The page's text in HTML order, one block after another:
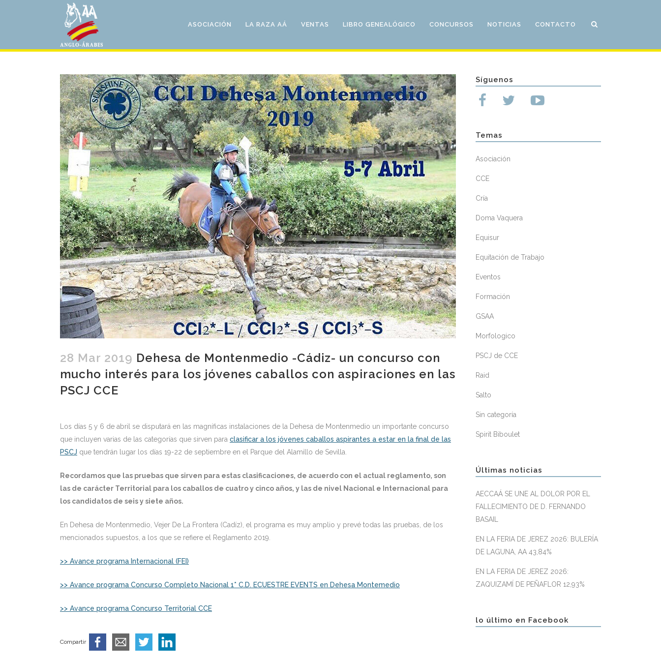
ASOCIACIÓN LA RAZA AÁ VENTAS LIBRO GENEALÓGICO CONCURSOS NOTICIAS CONTACTO
28 Mar 2019 Dehesa de Montenmedio -Cádiz- un concurso con
mucho interés para los jóvenes caballos con aspiraciones en las
PSCJ CCE
Los días 5 y 6 de abril se disputará en las magníficas instalaciones de la Dehesa de Montenmedio un importante concurso
que incluyen varias de las categorías que sirven para clasificar a los jóvenes caballos aspirantes a estar en la final de las
PSCJ que tendrán lugar los días 19-22 de septiembre en el Parque del Alamillo de Sevilla.
Recordamos que las pruebas que sirven para estas clasificaciones, de acuerdo con el actual reglamento, son
las de carácter Territorial para los caballos de cuatro y cinco años, y las de nivel Nacional e Internacional para
los candidatos de seis y siete años.
En Dehesa de Montenmedio, Vejer De La Frontera (Cadíz), el programa es muy amplio y prevé todas las pruebas, de los
mencionados supuestos, a los que se refiere el Reglamento 2019.
>> Avance programa Internacional (FEI)
>> Avance programa Concurso Completo Nacional 1* C.D. ECUESTRE EVENTS en Dehesa Montemedio
>> Avance programa Concurso Territorial CCE
Compartir
Síguenos
Temas
Asociación
CCE
Cría
Doma Vaquera
Equisur
Equitación de Trabajo
Eventos
Formación
GSAA
Morfologico
PSCJ de CCE
Raid
Salto
Sin categoría
Spirit Biboulet
Últimas noticias
AECCAÁ SE UNE AL DOLOR POR EL
FALLECIMIENTO DE D. FERNANDO
BASAIL
EN LA FERIA DE JEREZ 2026: BULERÍA
DE LAGUNA, AA 43,84%
EN LA FERIA DE JEREZ 2026:
ZAQUIZAMÍ DE PEÑAFLOR 12,93%
lo último en Facebook